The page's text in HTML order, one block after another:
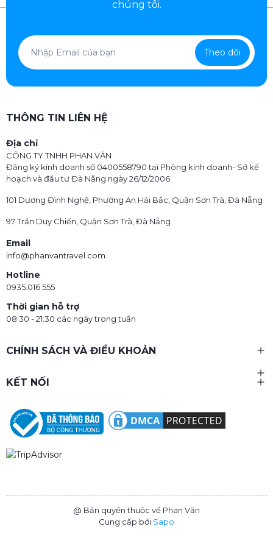
chúng tôi.
Theo dõi
THÔNG TIN LIÊN HỆ
Địa chỉ
CÔNG TY TNHH PHAN VĂN
Đăng ký kinh doanh số 0400558790 tại Phòng kinh doanh- Sở kế
hoạch và đầu tư Đà Nẵng ngày 26/12/2006
101 Dương Đình Nghệ, Phường An Hải Bắc, Quận Sơn Trà, Đà Nẵng
97 Trần Duy Chiến, Quận Sơn Trà, Đà Nẵng
Email
info@phanvantravel.com
Hotline
0935.016.555
Thời gian hỗ trợ
08:30 - 21:30 các ngày trong tuần
CHÍNH SÁCH VÀ ĐIỀU KHOẢN
KẾT NỐI
@ Bản quyền thuộc về Phan Văn
Cung cấp bởi Sapo